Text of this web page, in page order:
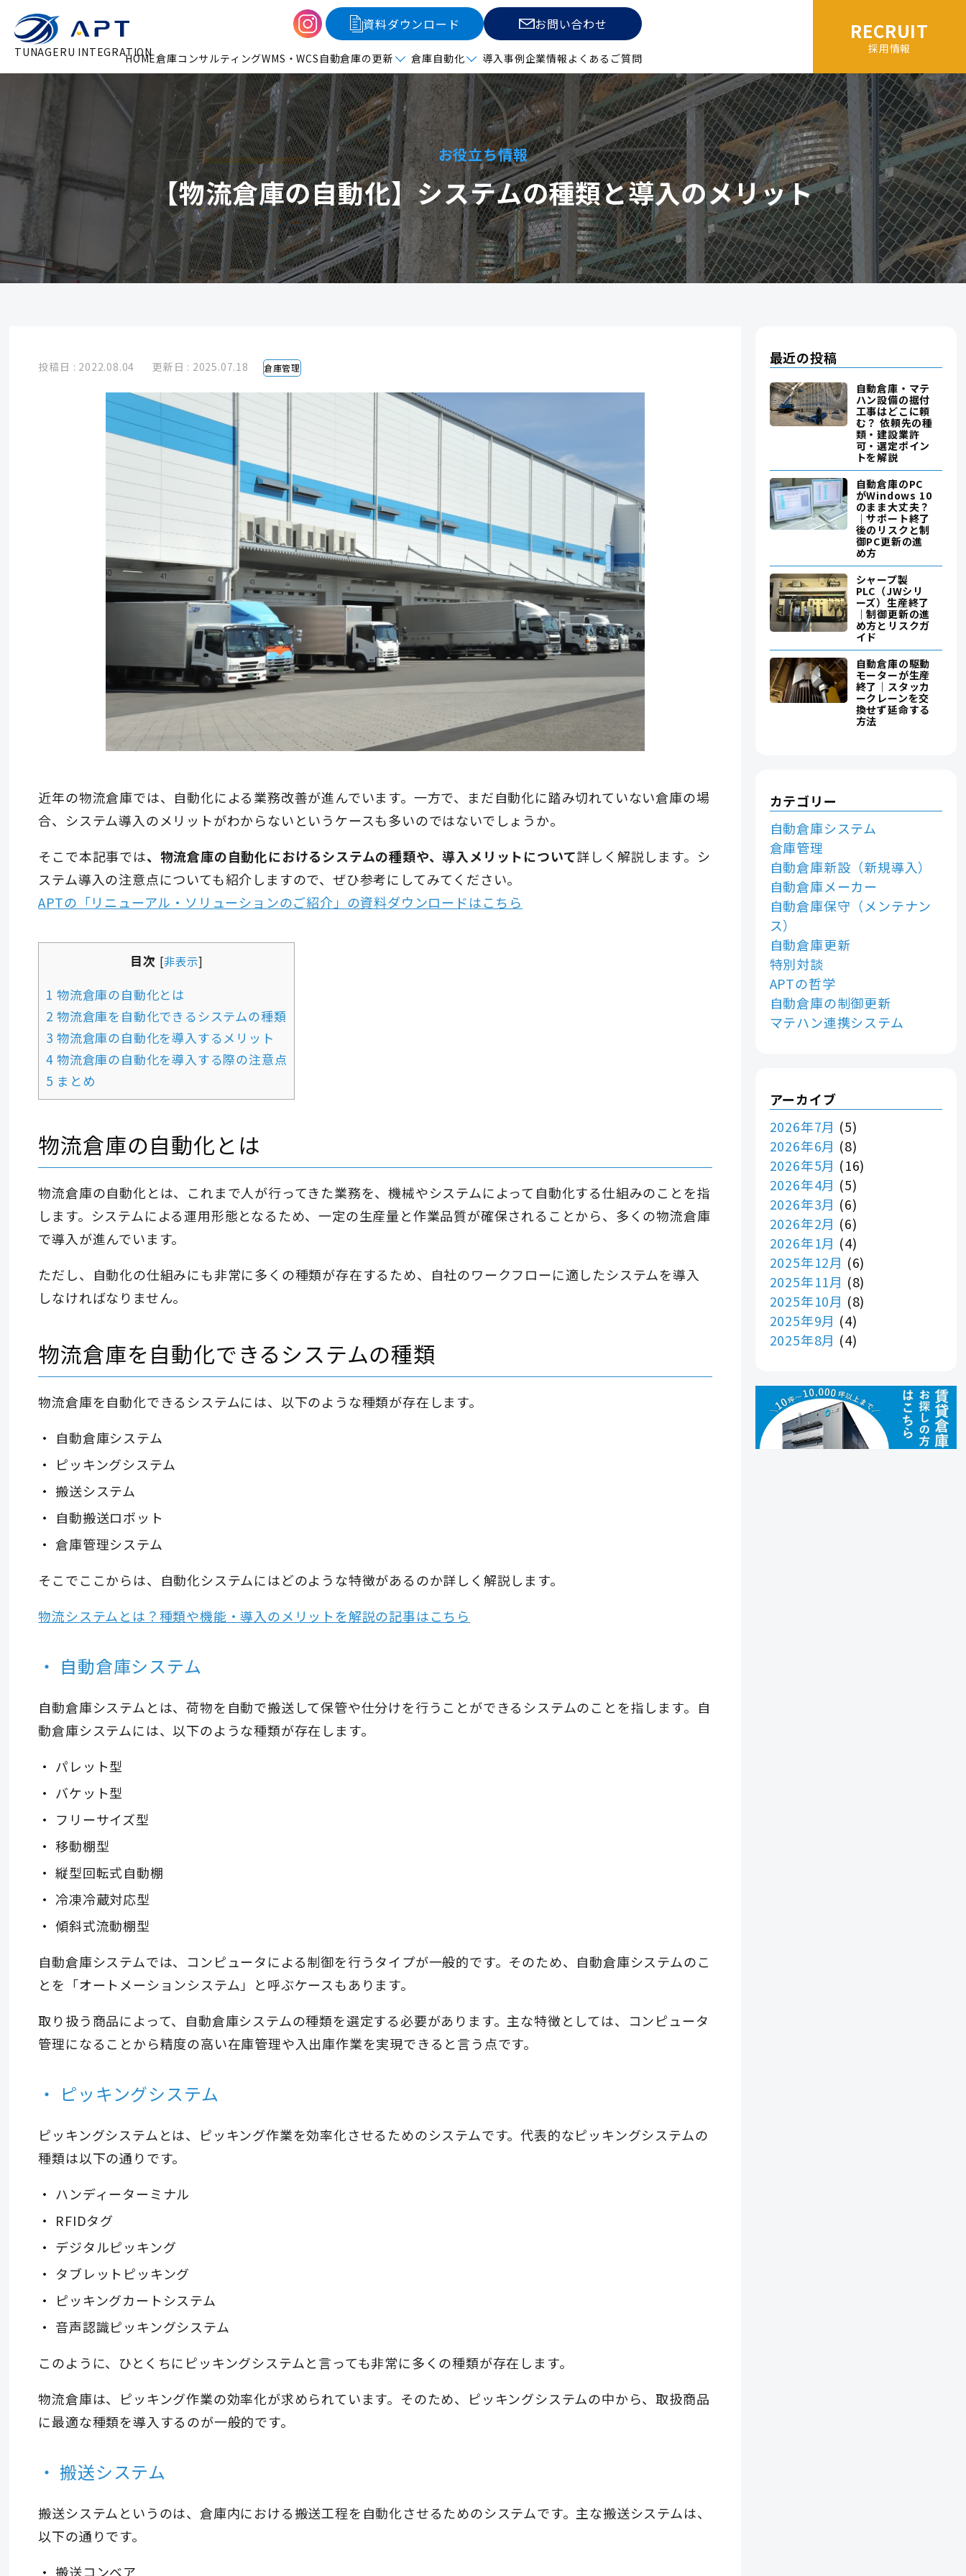
TUNAGERU INTEGRATION
資料ダウンロード お問い合わせ
HOME倉庫コンサルティングWMS・WCS 自動倉庫の更新 倉庫自動化 導入事例企業情報 よくあるご質問
RECRUIT
採用情報
お役立ち情報
【物流倉庫の自動化】システムの種類と導入のメリット
投稿日 : 2022.08.04 更新日 : 2025.07.18 倉庫管理
近年の物流倉庫では、自動化による業務改善が進んでいます。一方で、まだ自動化に踏み切れていない倉庫の場
合、システム導入のメリットがわからないというケースも多いのではないでしょうか。
そこで本記事では、物流倉庫の自動化におけるシステムの種類や、導入メリットについて詳しく解説します。シ
ステム導入の注意点についても紹介しますので、ぜひ参考にしてみてください。
APTの「リニューアル・ソリューションのご紹介」の資料ダウンロードはこちら
目次 [非表示]
1 物流倉庫の自動化とは
2 物流倉庫を自動化できるシステムの種類
3 物流倉庫の自動化を導入するメリット
4 物流倉庫の自動化を導入する際の注意点
5 まとめ
物流倉庫の自動化とは
物流倉庫の自動化とは、これまで人が行ってきた業務を、機械やシステムによって自動化する仕組みのことを指
します。システムによる運用形態となるため、一定の生産量と作業品質が確保されることから、多くの物流倉庫
で導入が進んでいます。
ただし、自動化の仕組みにも非常に多くの種類が存在するため、自社のワークフローに適したシステムを導入
しなければなりません。
物流倉庫を自動化できるシステムの種類
物流倉庫を自動化できるシステムには、以下のような種類が存在します。
自動倉庫システム
ピッキングシステム
搬送システム
自動搬送ロボット
倉庫管理システム
そこでここからは、自動化システムにはどのような特徴があるのか詳しく解説します。
物流システムとは？種類や機能・導入のメリットを解説の記事はこちら
自動倉庫システム
自動倉庫システムとは、荷物を自動で搬送して保管や仕分けを行うことができるシステムのことを指します。自
動倉庫システムには、以下のような種類が存在します。
パレット型
バケット型
フリーサイズ型
移動棚型
縦型回転式自動棚
冷凍冷蔵対応型
傾斜式流動棚型
自動倉庫システムでは、コンピュータによる制御を行うタイプが一般的です。そのため、自動倉庫システムのこ
とを「オートメーションシステム」と呼ぶケースもあります。
取り扱う商品によって、自動倉庫システムの種類を選定する必要があります。主な特徴としては、コンピュータ
管理になることから精度の高い在庫管理や入出庫作業を実現できると言う点です。
ピッキングシステム
ピッキングシステムとは、ピッキング作業を効率化させるためのシステムです。代表的なピッキングシステムの
種類は以下の通りです。
ハンディーターミナル
RFIDタグ
デジタルピッキング
タブレットピッキング
ピッキングカートシステム
音声認識ピッキングシステム
このように、ひとくちにピッキングシステムと言っても非常に多くの種類が存在します。
物流倉庫は、ピッキング作業の効率化が求められています。そのため、ピッキングシステムの中から、取扱商品
に最適な種類を導入するのが一般的です。
搬送システム
搬送システムというのは、倉庫内における搬送工程を自動化させるためのシステムです。主な搬送システムは、
以下の通りです。
搬送コンベア
最近の投稿
自動倉庫・マテ
ハン設備の据付
工事はどこに頼
む？ 依頼先の種
類・建設業許
可・選定ポイン
トを解説
自動倉庫のPC
がWindows 10
のまま大丈夫？
｜サポート終了
後のリスクと制
御PC更新の進
め方
シャープ製
PLC（JWシリ
ーズ）生産終了
｜制御更新の進
め方とリスクガ
イド
自動倉庫の駆動
モーターが生産
終了｜スタッカ
ークレーンを交
換せず延命する
方法
カテゴリー
自動倉庫システム
倉庫管理
自動倉庫新設（新規導入）
自動倉庫メーカー
自動倉庫保守（メンテナン
ス）
自動倉庫更新
特別対談
APTの哲学
自動倉庫の制御更新
マテハン連携システム
アーカイブ
2026年7月 (5)
2026年6月 (8)
2026年5月 (16)
2026年4月 (5)
2026年3月 (6)
2026年2月 (6)
2026年1月 (4)
2025年12月 (6)
2025年11月 (8)
2025年10月 (8)
2025年9月 (4)
2025年8月 (4)